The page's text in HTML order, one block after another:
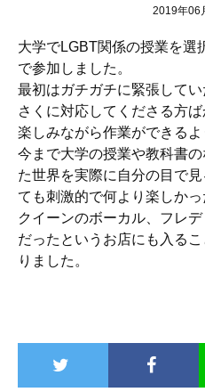
2019年06
大学でLGBT関係の授業を選
で参加しました。
最初はガチガチに緊張して
さくに対応してくださる方
楽しみながら作業ができるよ
今まで大学の授業や教科書
た世界を実際に自分の目で
ても刺激的で何より楽しかっ
クイーンのボーカル、フレ
だったというお店にも入る
りました。